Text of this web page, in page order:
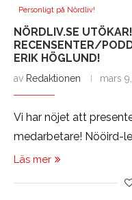
Personligt på Nördliv!
NÖRDLIV.SE
RECENSENTER/
ERIK HÖGLUND!
av Redaktionen mars
Vi har nöjet att
medarbetare! Nööird-
Läs mer